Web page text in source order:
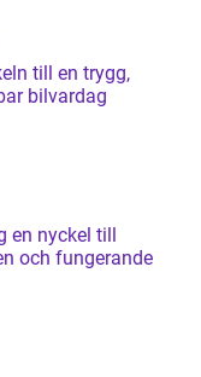
bilvardag
och fungerande